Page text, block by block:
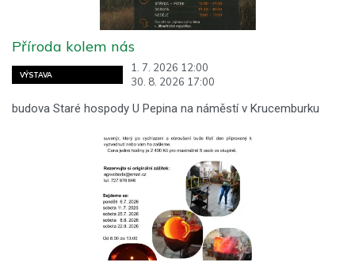
VÝSTAVA
1. 7. 2026 12:00
30. 8. 2026 17:00
Příroda kolem nás
budova Staré hospody U Pepina na náměstí v Krucemburku